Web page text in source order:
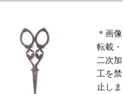
＊画像
転載・
二次加
工を禁
止しま